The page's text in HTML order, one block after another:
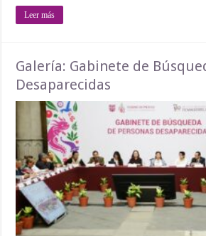
Leer más
Galería: Gabinete de
Desaparecidas